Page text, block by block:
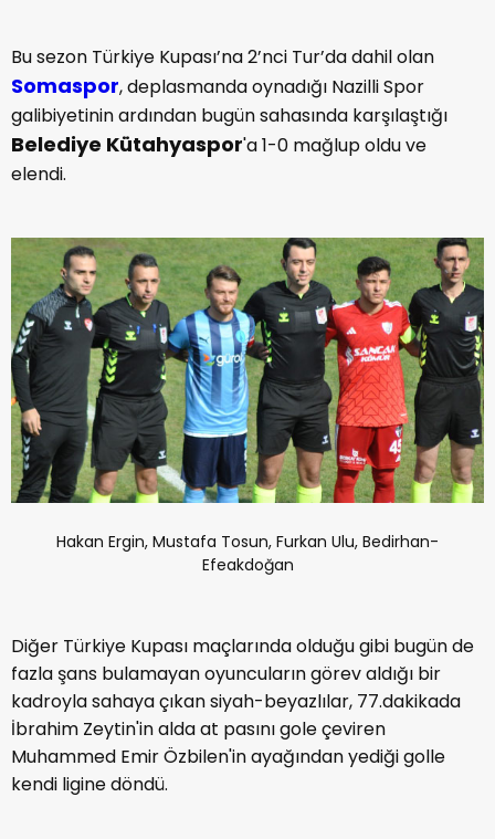
Bu sezon Türkiye Kupası’na 2’nci Tur’da dahil olan
Somaspor, deplasmanda oynadığı Nazilli Spor
galibiyetinin ardından bugün sahasında karşılaştığı
Belediye Kütahyaspor'a 1-0 mağlup oldu ve
elendi.
Hakan Ergin, Mustafa Tosun, Furkan Ulu, Bedirhan-
Efeakdoğan
Diğer Türkiye Kupası maçlarında olduğu gibi bugün de
fazla şans bulamayan oyuncuların görev aldığı bir
kadroyla sahaya çıkan siyah-beyazlılar, 77.dakikada
İbrahim Zeytin'in alda at pasını gole çeviren
Muhammed Emir Özbilen'in ayağından yediği golle
kendi ligine döndü.